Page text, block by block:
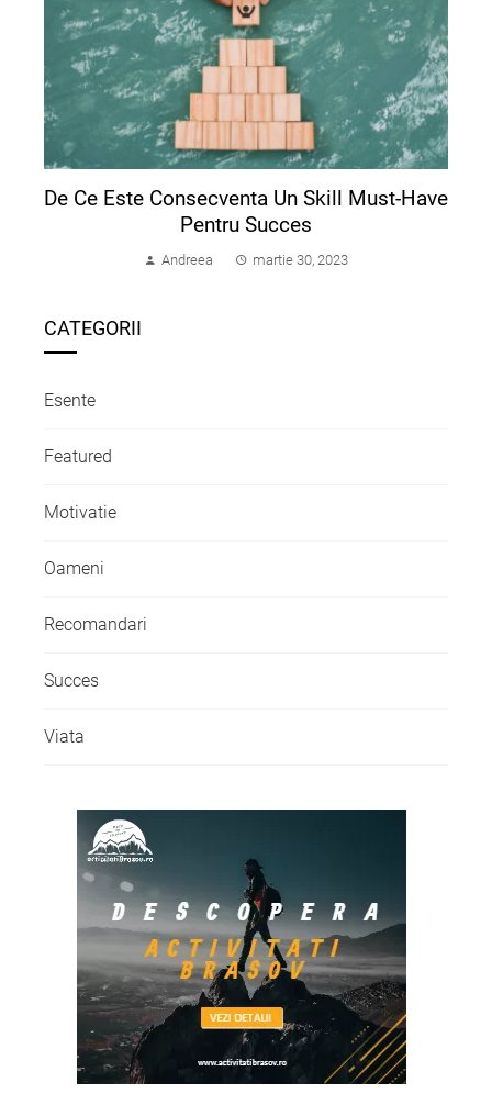
De Ce Este Consecventa Un Skill Must-Have
Pentru Succes
Andreea martie 30, 2023
CATEGORII
Esente
Featured
Motivatie
Oameni
Recomandari
Succes
Viata